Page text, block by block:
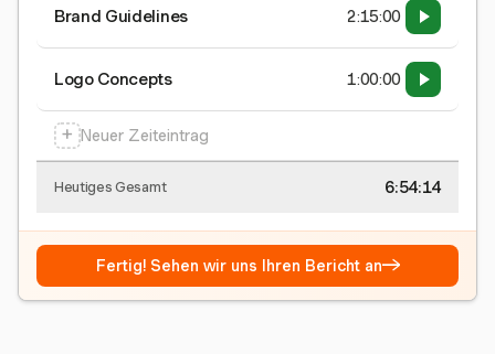
Brand Guidelines 2:15:00
Logo Concepts 1:00:00
+ Neuer Zeiteintrag
Heutiges Gesamt 6:54:15
Fertig! Sehen wir uns Ihren Bericht an→